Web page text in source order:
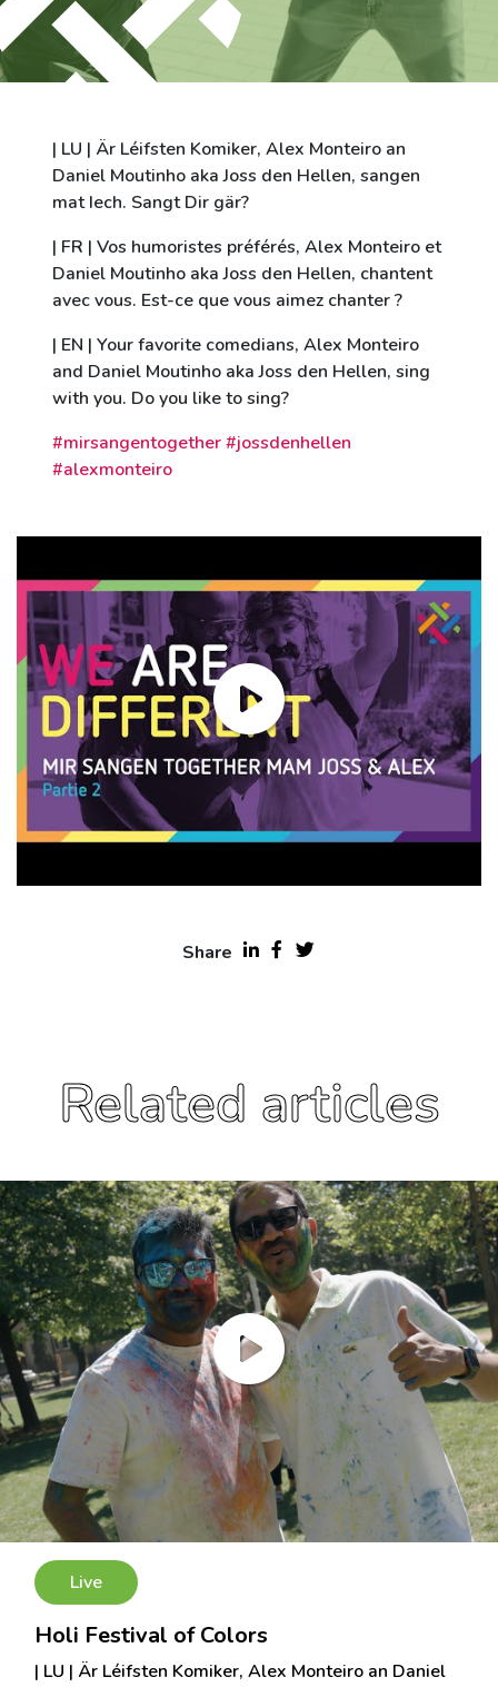
| LU | Är Léifsten Komiker, Alex Monteiro an
Daniel Moutinho aka Joss den Hellen, sangen
mat Iech. Sangt Dir gär?
| FR | Vos humoristes préférés, Alex Monteiro et
Daniel Moutinho aka Joss den Hellen, chantent
avec vous. Est-ce que vous aimez chanter ?
| EN | Your favorite comedians, Alex Monteiro
and Daniel Moutinho aka Joss den Hellen, sing
with you. Do you like to sing?
#mirsangentogether #jossdenhellen
#alexmonteiro
Share
Related articles
Live
Holi Festival of Colors
| LU | Är Léifsten Komiker, Alex Monteiro an Daniel